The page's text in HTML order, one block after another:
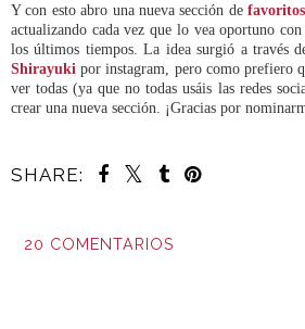
Y con esto abro una nueva sección de favoritos
actualizando cada vez que lo vea oportuno
los últimos tiempos. La idea surgió a través
Shirayuki por instagram, pero como prefiero
ver todas (ya que no todas usáis las redes
crear una nueva sección. ¡Gracias por
SHARE:
20 COMENTARIOS